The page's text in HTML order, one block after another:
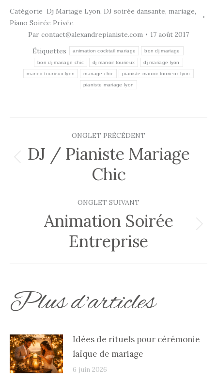
Catégorie Dj Mariage Lyon, DJ soirée dansante, mariage,
Piano Soirée Privée
Par contact@alexandrepianiste.com
17 août 2017
Étiquettes
animation cocktail mariage bon dj mariage
bon dj mariage chic dj manoir tourieux dj mariage lyon
manoir tourieux lyon mariage chic pianiste manoir tourieux lyon
pianiste mariage lyon
Navigation
de
commentaire
ONGLET PRÉCÉDENT
Onglet
précédent
DJ / Pianiste Mariage
Chic
ONGLET SUIVANT
Onglet
suivant
Animation Soirée
Entreprise
Plus d'articles
Idées de rituels pour cérémonie
laïque de mariage
6 juin 2026